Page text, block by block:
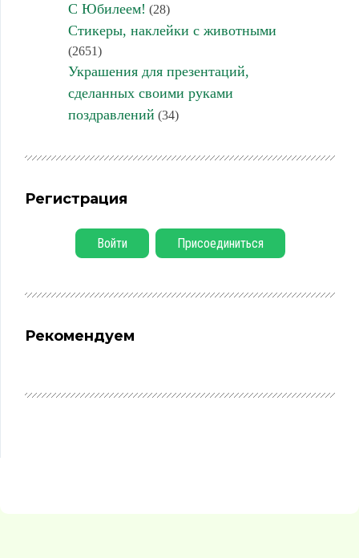
С Юбилеем! (28)
Стикеры, наклейки с животными
(2651)
Украшения для презентаций,
сделанных своими руками
поздравлений (34)
Регистрация
Войти Присоединиться
Рекомендуем